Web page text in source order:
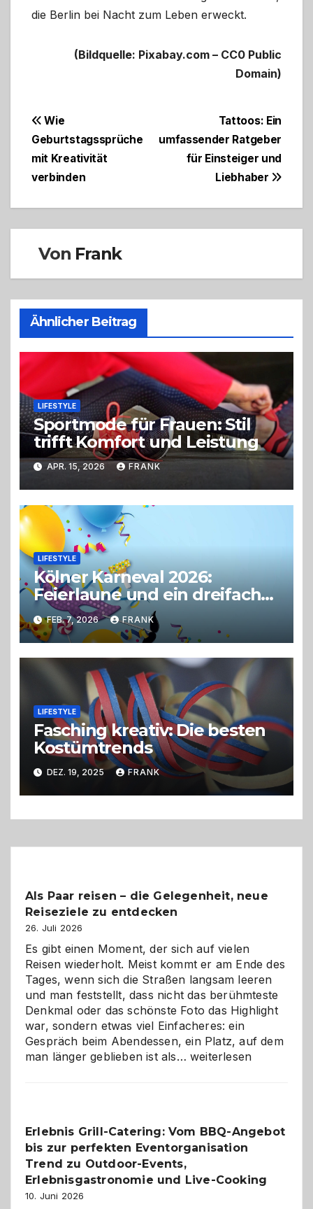
die Berlin bei Nacht zum Leben erweckt.
(Bildquelle: Pixabay.com – CC0 Public
Domain)
BeitragsnavigationTattoos: Ein
umfassender Ratgeber
für Einsteiger und
Liebhaber
Wie
Geburtstagssprüche
mit Kreativität
verbinden
Von Frank
Ähnlicher Beitrag
LIFESTYLE
Sportmode für Frauen: Stil
trifft Komfort und Leistung
APR. 15, 2026 FRANK
LIFESTYLE
Kölner Karneval 2026:
Feierlaune und ein dreifaches
Alaaf!
FEB. 7, 2026 FRANK
LIFESTYLE
Fasching kreativ: Die besten
Kostümtrends
DEZ. 19, 2025 FRANK
Als Paar reisen – die Gelegenheit, neue
Reiseziele zu entdecken
26. Juli 2026
Es gibt einen Moment, der sich auf vielen
Reisen wiederholt. Meist kommt er am Ende des
Tages, wenn sich die Straßen langsam leeren
und man feststellt, dass nicht das berühmteste
Denkmal oder das schönste Foto das Highlight
war, sondern etwas viel Einfacheres: ein
Gespräch beim Abendessen, ein Platz, auf dem
man länger geblieben ist als… Als
Gelegenheit,
neue
zu
weiterlesen
Erlebnis Grill-Catering: Vom BBQ-Angebot
bis zur perfekten Eventorganisation
Trend zu Outdoor-Events,
Erlebnisgastronomie und Live-Cooking
10. Juni 2026